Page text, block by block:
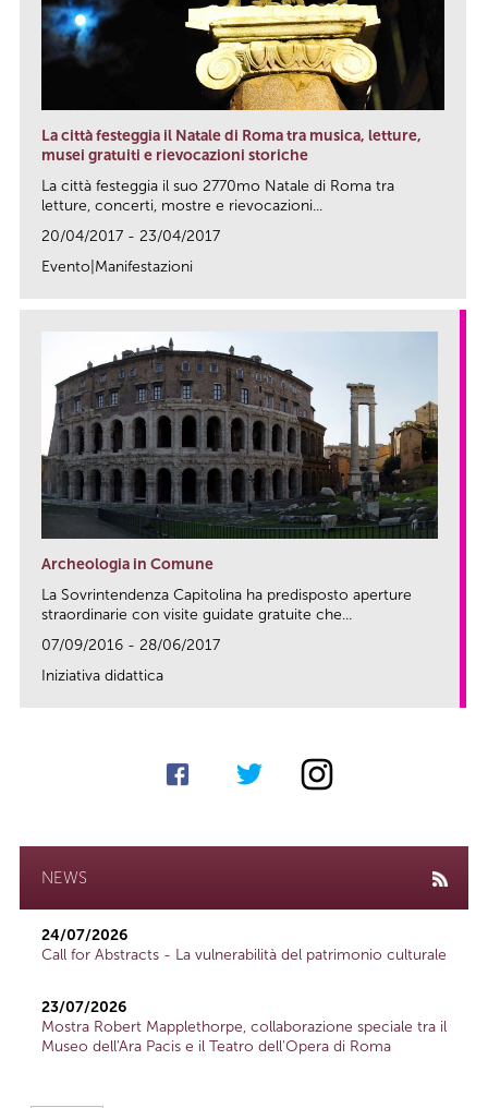
La città festeggia il Natale di Roma tra musica, letture,
musei gratuiti e rievocazioni storiche
La città festeggia il suo 2770mo Natale di Roma tra
letture, concerti, mostre e rievocazioni...
20/04/2017 - 23/04/2017
Evento|Manifestazioni
Archeologia in Comune
La Sovrintendenza Capitolina ha predisposto aperture
straordinarie con visite guidate gratuite che...
07/09/2016 - 28/06/2017
Iniziativa didattica
NEWS
24/07/2026
Call for Abstracts - La vulnerabilità del patrimonio culturale
23/07/2026
Mostra Robert Mapplethorpe, collaborazione speciale tra il
Museo dell'Ara Pacis e il Teatro dell'Opera di Roma